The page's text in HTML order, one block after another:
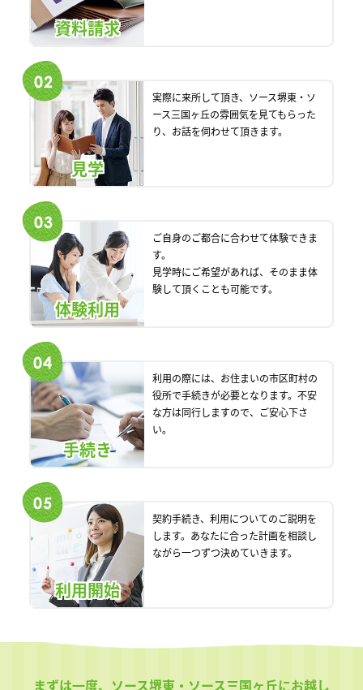
資料請求
見学
実際に来所して頂き、ソース堺東・ソ
ース三国ヶ丘の雰囲気を見てもらった
り、お話を伺わせて頂きます。
体験利用
ご自身のご都合に合わせて体験できま
す。
見学時にご希望があれば、そのまま体
験して頂くことも可能です。
手続き
利用の際には、お住まいの市区町村の
役所で手続きが必要となります。不安
な方は同行しますので、ご安心下さ
い。
利用開始
契約手続き、利用についてのご説明を
します。あなたに合った計画を相談し
ながら一つずつ決めていきます。
まずは一度、ソース堺東・ソース三国ヶ丘にお越し